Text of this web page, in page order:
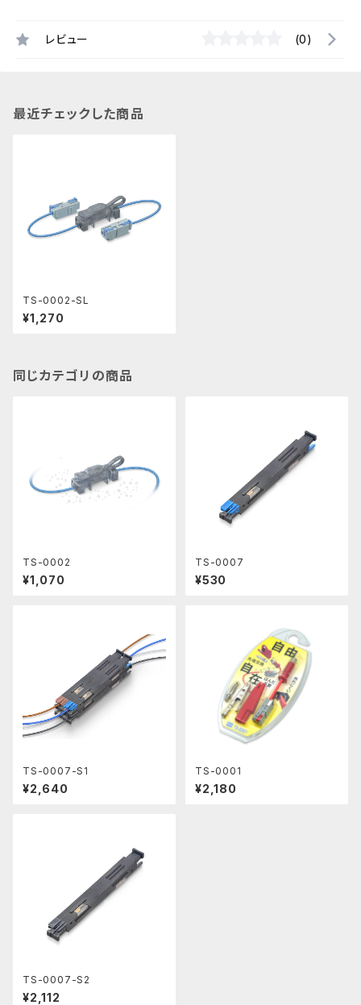
レビュー (0)
最近チェックした商品
TS-0002-SL
¥1,270
同じカテゴリの商品
TS-0002
¥1,070
TS-0007
¥530
TS-0007-S1
¥2,640
TS-0001
¥2,180
TS-0007-S2
¥2,112